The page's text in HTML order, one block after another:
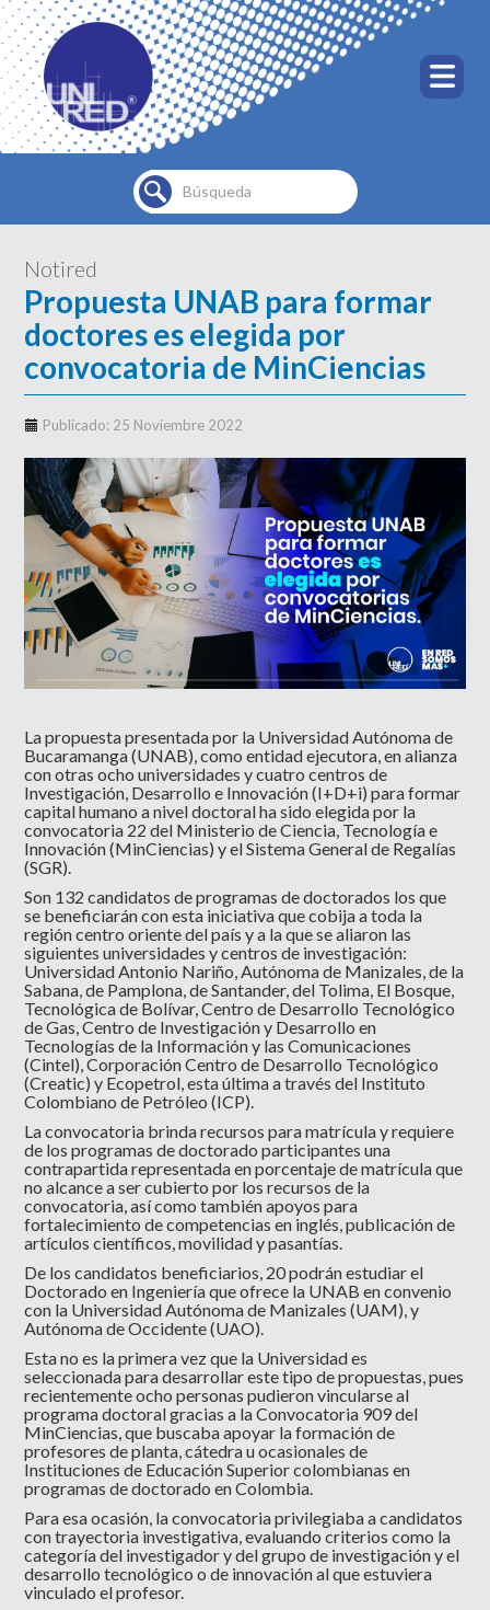
Buscar...
Notired
Propuesta UNAB para formar
doctores es elegida por
convocatoria de MinCiencias
Publicado: 25 Noviembre 2022
La propuesta presentada por la Universidad Autónoma de
Bucaramanga (UNAB), como entidad ejecutora, en alianza
con otras ocho universidades y cuatro centros de
Investigación, Desarrollo e Innovación (I+D+i) para formar
capital humano a nivel doctoral ha sido elegida por la
convocatoria 22 del Ministerio de Ciencia, Tecnología e
Innovación (MinCiencias) y el Sistema General de Regalías
(SGR).
Son 132 candidatos de programas de doctorados los que
se beneficiarán con esta iniciativa que cobija a toda la
región centro oriente del país y a la que se aliaron las
siguientes universidades y centros de investigación:
Universidad Antonio Nariño, Autónoma de Manizales, de la
Sabana, de Pamplona, de Santander, del Tolima, El Bosque,
Tecnológica de Bolívar, Centro de Desarrollo Tecnológico
de Gas, Centro de Investigación y Desarrollo en
Tecnologías de la Información y las Comunicaciones
(Cintel), Corporación Centro de Desarrollo Tecnológico
(Creatic) y Ecopetrol, esta última a través del Instituto
Colombiano de Petróleo (ICP).
La convocatoria brinda recursos para matrícula y requiere
de los programas de doctorado participantes una
contrapartida representada en porcentaje de matrícula que
no alcance a ser cubierto por los recursos de la
convocatoria, así como también apoyos para
fortalecimiento de competencias en inglés, publicación de
artículos científicos, movilidad y pasantías.
De los candidatos beneficiarios, 20 podrán estudiar el
Doctorado en Ingeniería que ofrece la UNAB en convenio
con la Universidad Autónoma de Manizales (UAM), y
Autónoma de Occidente (UAO).
Esta no es la primera vez que la Universidad es
seleccionada para desarrollar este tipo de propuestas, pues
recientemente ocho personas pudieron vincularse al
programa doctoral gracias a la Convocatoria 909 del
MinCiencias, que buscaba apoyar la formación de
profesores de planta, cátedra u ocasionales de
Instituciones de Educación Superior colombianas en
programas de doctorado en Colombia.
Para esa ocasión, la convocatoria privilegiaba a candidatos
con trayectoria investigativa, evaluando criterios como la
categoría del investigador y del grupo de investigación y el
desarrollo tecnológico o de innovación al que estuviera
vinculado el profesor.